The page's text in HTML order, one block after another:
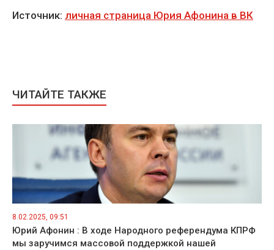
Источник: личная страница Юрия Афонина в ВК
ЧИТАЙТЕ ТАКЖЕ
8.02.2025, 09:51
Юрий Афонин : В ходе Народного референдума КПРФ
мы заручимся массовой поддержкой нашей